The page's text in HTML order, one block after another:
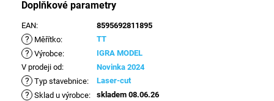
Doplňkové parametry
EAN: 8595692811895
? Měřítko: TT
? Výrobce:
IGRA MODEL
V prodeji od: Novinka 2024
? Typ stavebnice: Laser-cut
? Sklad u výrobce: skladem 08.06.26